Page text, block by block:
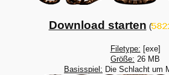
Download starten (
Filetype: [exe]
Größe: 26 MB
Basisspiel: Die Schlacht um